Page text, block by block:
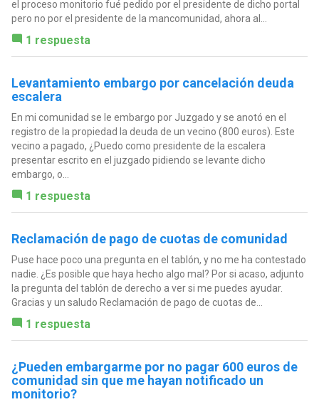
el proceso monitorio fué pedido por el presidente de dicho portal
pero no por el presidente de la mancomunidad, ahora al...
1 respuesta
Levantamiento embargo por cancelación deuda
escalera
En mi comunidad se le embargo por Juzgado y se anotó en el
registro de la propiedad la deuda de un vecino (800 euros). Este
vecino a pagado, ¿Puedo como presidente de la escalera
presentar escrito en el juzgado pidiendo se levante dicho
embargo, o...
1 respuesta
Reclamación de pago de cuotas de comunidad
Puse hace poco una pregunta en el tablón, y no me ha contestado
nadie. ¿Es posible que haya hecho algo mal? Por si acaso, adjunto
la pregunta del tablón de derecho a ver si me puedes ayudar.
Gracias y un saludo Reclamación de pago de cuotas de...
1 respuesta
¿Pueden embargarme por no pagar 600 euros de
comunidad sin que me hayan notificado un
monitorio?